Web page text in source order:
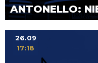
ANTONELLO:
26.09
17:18